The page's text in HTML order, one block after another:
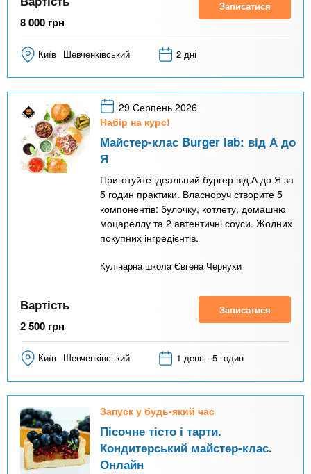
8 000 грн
Записатися
Київ Шевченківський 2 дні
29 Серпень 2026
Набір на курс!
Майстер-клас Burger lab: від А до
Я
Приготуйте ідеальний бургер від А до Я за
5 годин практики. Власноруч створите 5
компонентів: булочку, котлету, домашню
моцареллу та 2 автентичні соуси. Жодних
покупних інгредієнтів.
Кулінарна школа Євгена Чернухи
Вартість
2 500 грн
Записатися
Київ Шевченківський 1 день - 5 годин
Запуск у будь-який час
Пісочне тісто і тарти.
Кондитерський майстер-клас.
Онлайн